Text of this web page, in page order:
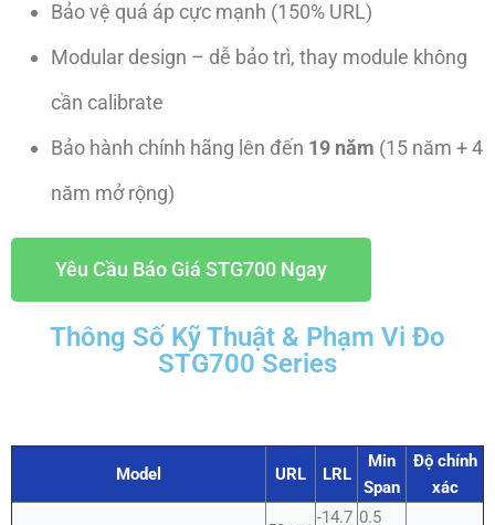
Bảo vệ quá áp cực mạnh (150% URL)
Modular design – dễ bảo trì, thay module không
cần calibrate
Bảo hành chính hãng lên đến 19 năm (15 năm + 4
năm mở rộng)
Yêu Cầu Báo Giá STG700 Ngay
Thông Số Kỹ Thuật & Phạm Vi Đo
STG700 Series
Model URL LRL
Min
Span
Độ chính
xác
-14.7 0.5